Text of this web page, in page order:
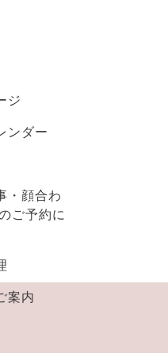
ジ
ンダー
・顔合わ
ご予約に
案内